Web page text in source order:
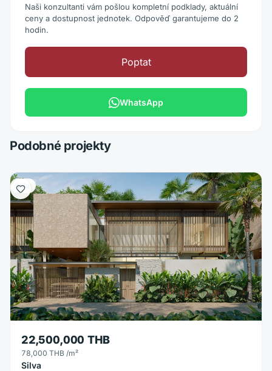
Naši konzultanti vám pošlou kompletní podklady, aktuální
ceny a dostupnost jednotek. Odpověď garantujeme do 2
hodin.
Poptat
WhatsApp
Podobné projekty
Vila
22,500,000 THB
78,000 THB /m²
Silva